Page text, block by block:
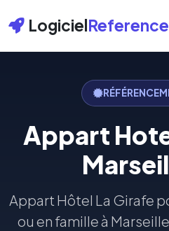
Logiciel
Appart
Appart Hôtel La Girafe
ou en famille à